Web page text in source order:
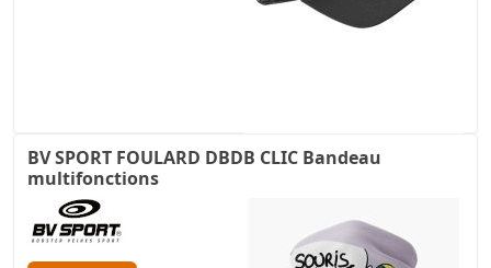
BV SPORT FOULARD DBDB CLIC Bandeau
multifonctions